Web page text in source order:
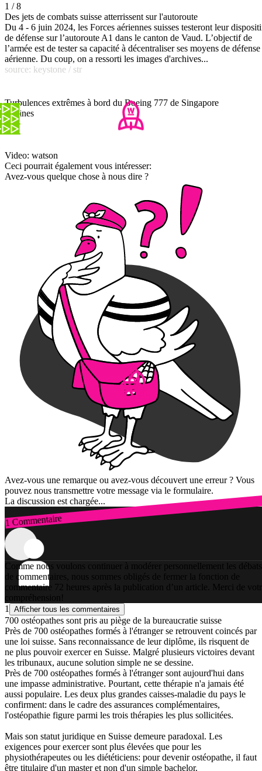
1 / 8
Des jets de combats suisse atterrissent sur l'autoroute
Du 4 - 6 juin 2024, les Forces aériennes suisses testeront leur
de défense sur l’autoroute A1 dans le canton de Vaud. L’objectif de
l’armée est de tester sa capacité à décentraliser ses moyens de défense
aérienne. Du coup, on a ressorti les images d'archives...
source: keystone / str
Turbulences extrêmes à bord du Boeing 777 de Singapore
Airlines
Video: watson
Ceci pourrait également vous intéresser:
Avez-vous quelque chose à nous dire ?
Avez-vous une remarque ou avez-vous découvert une erreur ? Vous
pouvez nous transmettre votre message via le formulaire.
La discussion est chargée...
1 Commentaire
Connexion
Comme nous voulons continuer à modérer personnellement les débats
de commentaires, nous sommes obligés de fermer la fonction de
commentaire 72 heures après la publication d’un article. Merci de
compréhension!
1
Afficher tous les commentaires
700 ostéopathes sont pris au piège de la bureaucratie suisse
Près de 700 ostéopathes formés à l'étranger se retrouvent coincés par
une loi suisse. Sans reconnaissance de leur diplôme, ils risquent de
ne plus pouvoir exercer en Suisse. Malgré plusieurs victoires devant
les tribunaux, aucune solution simple ne se dessine.
Près de 700 ostéopathes formés à l'étranger sont aujourd'hui dans
une impasse administrative. Pourtant, cette thérapie n'a jamais été
aussi populaire. Les deux plus grandes caisses-maladie du pays le
confirment: dans le cadre des assurances complémentaires,
l'ostéopathie figure parmi les trois thérapies les plus sollicitées.
Mais son statut juridique en Suisse demeure paradoxal. Les
exigences pour exercer sont plus élevées que pour les
physiothérapeutes ou les diététiciens: pour devenir ostéopathe, il faut
être titulaire d'un master et non d'un simple bachelor.